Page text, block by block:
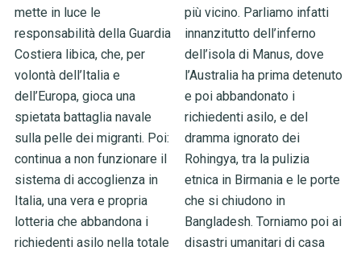
mette in luce le
responsabilità della Guardia
Costiera libica, che, per
volontà dell’Italia e
dell’Europa, gioca una
spietata battaglia navale
sulla pelle dei migranti. Poi:
continua a non funzionare il
sistema di accoglienza in
Italia, una vera e propria
lotteria che abbandona i
richiedenti asilo nella totale
più vicino. Parliamo infatti
innanzitutto dell’inferno
dell’isola di Manus, dove
l’Australia ha prima detenuto
e poi abbandonato i
richiedenti asilo, e del
dramma ignorato dei
Rohingya, tra la pulizia
etnica in Birmania e le porte
che si chiudono in
Bangladesh. Torniamo poi ai
disastri umanitari di casa